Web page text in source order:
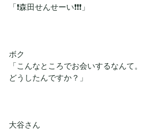
「❗森田せんせーい❗❗❗」
ボク
「こんなところでお会いするなんて。
どうしたんですか？」
大谷さん